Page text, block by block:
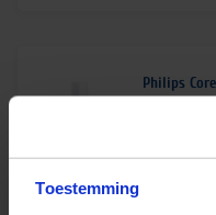
Toestemming
Philips